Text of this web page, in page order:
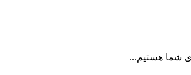
شما هستیم...